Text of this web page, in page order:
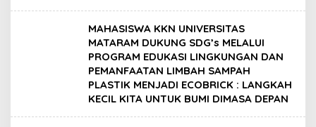
MAHASISWA KKN UNIVERSITAS
MATARAM DUKUNG SDG’s MELALUI
PROGRAM EDUKASI LINGKUNGAN DAN
PEMANFAATAN LIMBAH SAMPAH
PLASTIK MENJADI ECOBRICK : LANGKAH
KECIL KITA UNTUK BUMI DIMASA DEPAN